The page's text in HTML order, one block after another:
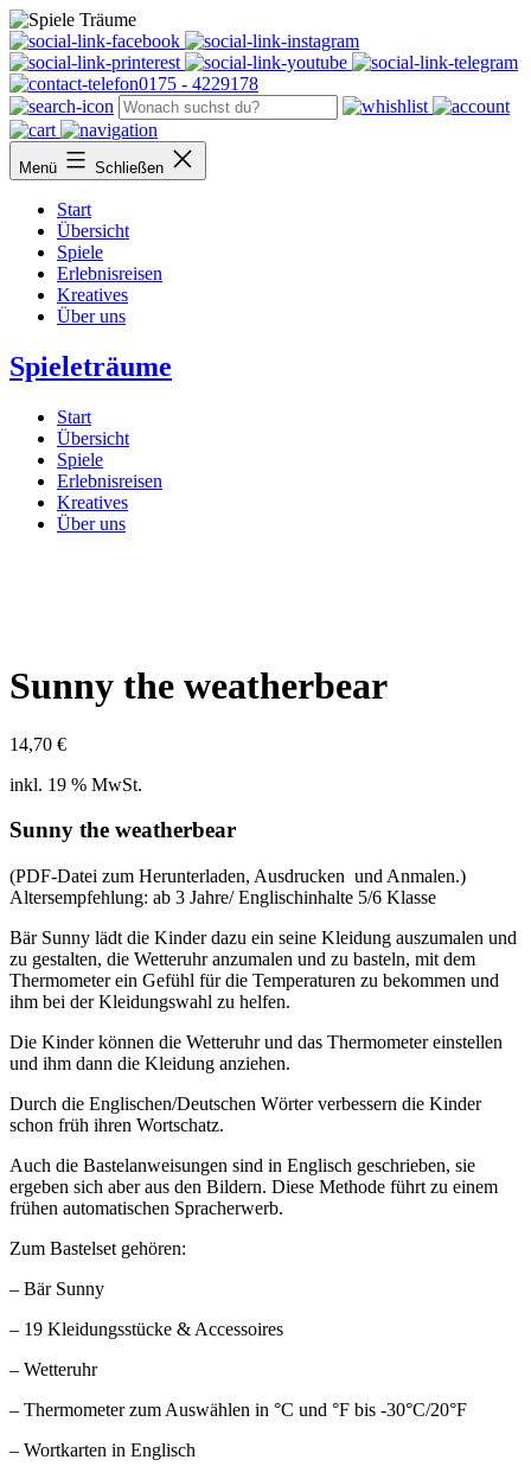
Facebook
Thumble
Printerest
Youtube
0175 - 4229178
Menü Schließen
Start
Übersicht
Spiele
Erlebnisreisen
Kreatives
Über uns
Spieleträume
Start
Übersicht
Spiele
Erlebnisreisen
Kreatives
Über uns
Sunny the weatherbear
14,70 €
inkl. 19 % MwSt.
Sunny the weatherbear
(PDF-Datei zum Herunterladen, Ausdrucken und Anmalen.)
Altersempfehlung: ab 3 Jahre/ Englischinhalte 5/6 Klasse
Bär Sunny lädt die Kinder dazu ein seine Kleidung auszumalen und
zu gestalten, die Wetteruhr anzumalen und zu basteln, mit dem
Thermometer ein Gefühl für die Temperaturen zu bekommen und
ihm bei der Kleidungswahl zu helfen.
Die Kinder können die Wetteruhr und das Thermometer einstellen
und ihm dann die Kleidung anziehen.
Durch die Englischen/Deutschen Wörter verbessern die Kinder
schon früh ihren Wortschatz.
Auch die Bastelanweisungen sind in Englisch geschrieben, sie
ergeben sich aber aus den Bildern. Diese Methode führt zu einem
frühen automatischen Spracherwerb.
Zum Bastelset gehören:
– Bär Sunny
– 19 Kleidungsstücke & Accessoires
– Wetteruhr
– Thermometer zum Auswählen in °C und °F bis -30°C/20°F
– Wortkarten in Englisch